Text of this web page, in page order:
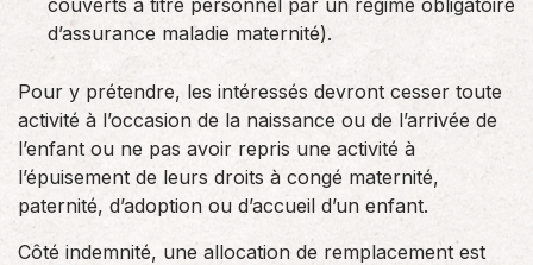
couverts à titre personnel par un régime obligatoire
d’assurance maladie maternité).
Pour y prétendre, les intéressés devront cesser toute
activité à l’occasion de la naissance ou de l’arrivée de
l’enfant ou ne pas avoir repris une activité à
l’épuisement de leurs droits à congé maternité,
paternité, d’adoption ou d’accueil d’un enfant.
Côté indemnité, une allocation de remplacement est